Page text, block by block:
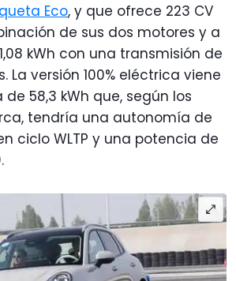
Eco, y que ofrece 223 CV
de sus dos motores y a
kWh con una transmisión de
La versión 100% eléctrica viene
58,3 kWh que, según los
tendría una autonomía de
ciclo WLTP y una potencia de